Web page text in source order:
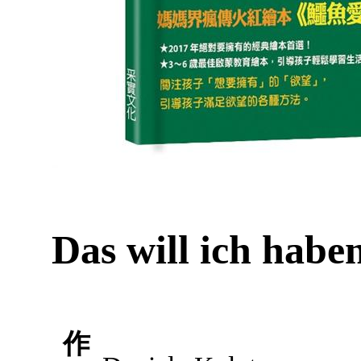
Das will ich
作